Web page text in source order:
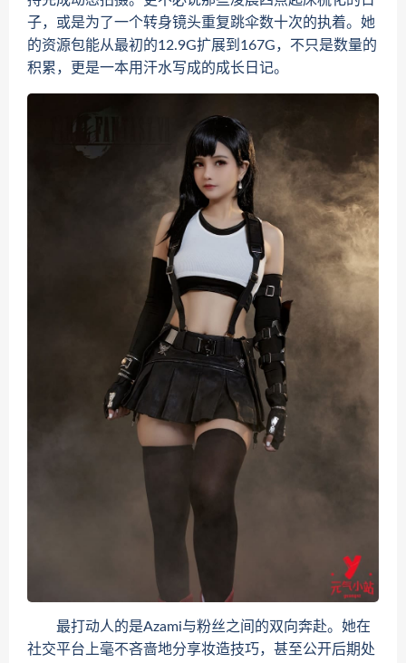
子，或是为了一个转身镜头重复跳伞数十次的执着。她
的资源包能从最初的12.9G扩展到167G，不只是数量的
积累，更是一本用汗水写成的成长日记。
最打动人的是Azami与粉丝之间的双向奔赴。她在
社交平台上毫不吝啬地分享妆造技巧，甚至公开后期处